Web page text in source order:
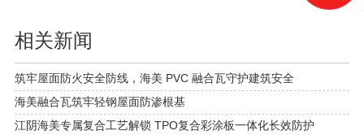
相关新闻
筑牢屋面防火安全防线，海美 PVC 融合瓦守护建筑安全
海美融合瓦筑牢轻钢屋面防渗根基
江阴海美专属复合工艺解锁 TPO复合彩涂板一体化长效防护